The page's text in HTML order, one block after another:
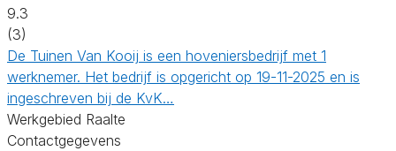
9.3
(3)
De Tuinen Van Kooij is een hoveniersbedrijf met 1
werknemer. Het bedrijf is opgericht op 19-11-2025 en is
ingeschreven bij de KvK…
Werkgebied Raalte
Contactgegevens